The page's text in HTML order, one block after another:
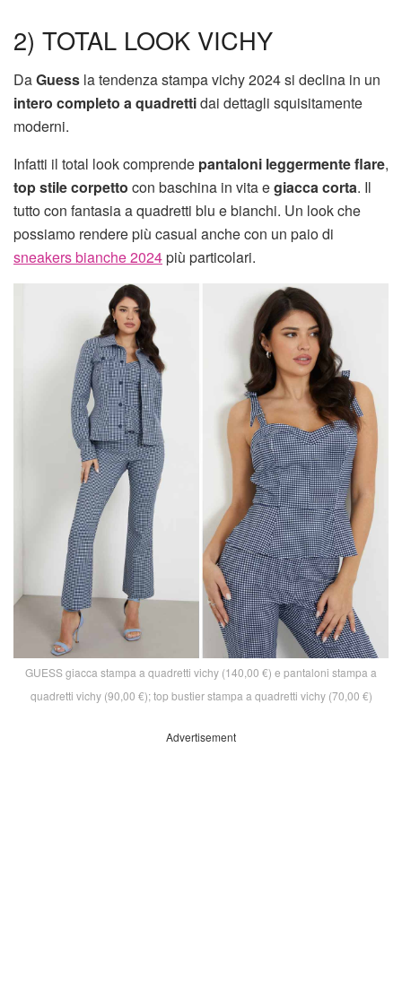
2) TOTAL LOOK VICHY
DaGuess la tendenza stampa vichy 2024 si declina in un
intero completo a quadrettidai dettagli squisitamente
moderni.
Infatti il total look comprende pantaloni leggermente flare,
top stile corpetto con baschina in vita egiacca corta. Il
tutto con fantasia a quadretti blu e bianchi. Un look che
possiamo rendere più casual anche con un paio di
sneakers bianche 2024più particolari.
GUESS giacca stampa a quadretti vichy (140,00 €) e pantaloni stampa a
quadretti vichy (90,00 €); top bustier stampa a quadretti vichy (70,00 €)
Advertisement